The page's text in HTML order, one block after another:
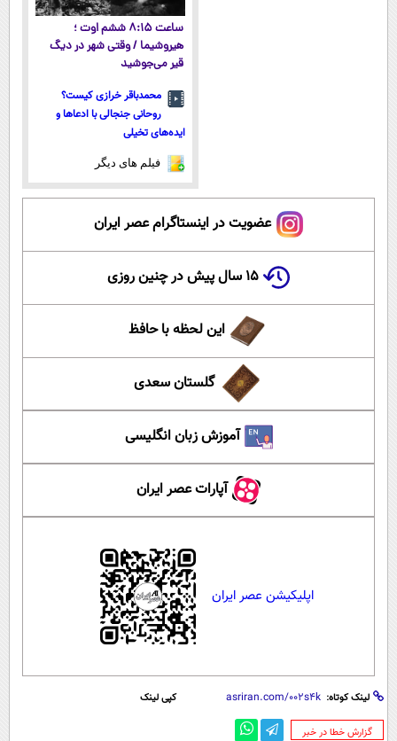
ساعت ۸:۱۵ ششم اوت ؛
هیروشیما / وقتی شهر در دیگ
قیر می‌جوشید
محمدباقر خرازی کیست؟
روحانی جنجالی با ادعاها و
ایده‌های تخیلی
فیلم های دیگر
عضویت در اینستاگرام عصر ایران
۱۵ سال پیش در چنین روزی
این لحظه با حافظ
گلستان سعدی
آموزش زبان انگلیسی
آپارات عصر ایران
اپلیکیشن عصر ایران
لینک کوتاه: کپی لینک
‌گزارش خطا در خبر